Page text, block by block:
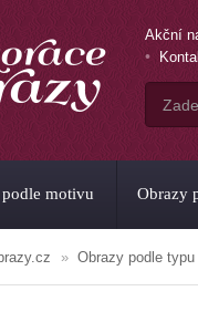
Akční
motivu Obrazy
Obrazy podle typu